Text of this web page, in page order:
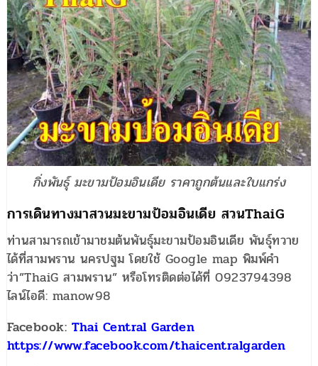
กิ่งพันธุ์ มะขามป้อมอินเดีย ราคาถูกต้นและใบแกร่ง
การเดินทางมาสวนมะขามป้อมอินเดีย สวนThaiG
ท่านสามารถเข้ามาชมต้นพันธุ์มะขามป้อมอินเดีย พันธุ์ทวาย
ได้ที่สามพราน นครปฐม โดยใช้ Google map พิมพ์คำ
ว่า”ThaiG สามพราน” หรือโทรติดต่อได้ที่ 0923794398
ไลน์ไอดี: manow98
Facebook: Thai Central Garden
https://www.facebook.com/thaicentralgarden